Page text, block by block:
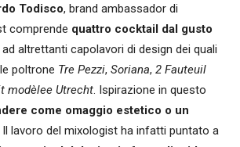
Todisco, brand ambassador di
comprende quattro cocktail dal gusto
altrettanti capolavori di design dei quali
poltrone Tre Pezzi, Soriana, 2 Fauteuil
modèlee Utrecht. Ispirazione in questo
come omaggio estetico o un
Il lavoro del mixologist ha infatti puntato a